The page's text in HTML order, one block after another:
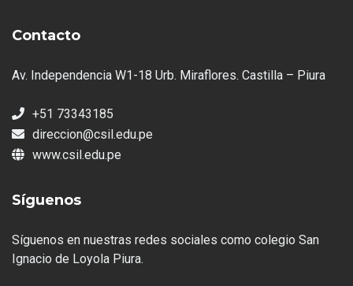
Contacto
Av. Independencia W1-18 Urb. Miraflores. Castilla – Piura
+51 73343185
direccion@csil.edu.pe
www.csil.edu.pe
Síguenos
Síguenos en nuestras redes sociales como colegio San
Ignacio de Loyola Piura.